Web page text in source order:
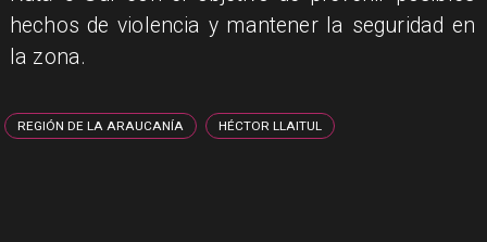
hechos de violencia y mantener la seguridad en
la zona.
REGIÓN DE LA ARAUCANÍA HÉCTOR LLAITUL